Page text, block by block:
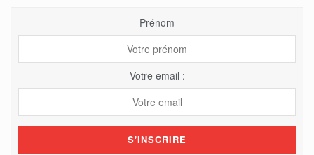
Prénom
Votre email :